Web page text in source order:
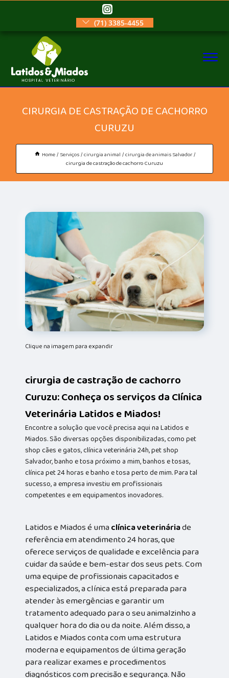
(71) 3385-4455
CIRURGIA DE CASTRAÇÃO DE CACHORRO
CURUZU
Home Serviços cirurgia animal cirurgia de animais Salvador
cirurgia de castração de cachorro Curuzu
Clique na imagem para expandir
cirurgia de castração de cachorro
Curuzu: Conheça os serviços da Clínica
Veterinária Latidos e Miados!
Encontre a solução que você precisa aqui na Latidos e
Miados. São diversas opções disponibilizadas, como pet
shop cães e gatos, clínica veterinária 24h, pet shop
Salvador, banho e tosa próximo a mim, banhos e tosas,
clínica pet 24 horas e banho e tosa perto de mim. Para tal
sucesso, a empresa investiu em profissionais
competentes e em equipamentos inovadores.
Latidos e Miados é umaclínica veterináriade
referência em atendimento 24 horas, que
oferece serviços de qualidade e excelência para
cuidar da saúde e bem-estar dos seus pets. Com
uma equipe de profissionais capacitados e
especializados, a clínica está preparada para
atender às emergências e garantir um
tratamento adequado para o seu animalzinho a
qualquer hora do dia ou da noite. Além disso, a
Latidos e Miados conta com uma estrutura
moderna e equipamentos de última geração
para realizar exames e procedimentos
diagnósticos com precisão e segurança. Não